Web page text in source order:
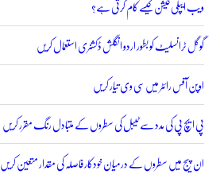
ویب ایپلی کیشن کیسے کام کرتی ہے؟
گوگل ٹرانسلیٹ کو بطور اردو انگلش ڈکشنری استعمال کریں
اوپن آفس رائٹر میں سی وی تیار کریں
پی ایچ پی کی مدد سے ٹیبل کی سطروں کے متبادل رنگ مقرر کریں
ان پیج میں سطروں کے درمیان خودکار فاصلہ کی مقدار متعین کریں